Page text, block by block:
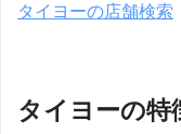
タイヨーの店舗検索
タイヨーの特